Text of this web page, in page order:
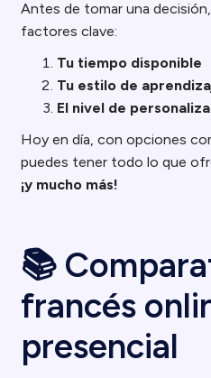
Antes de tomar una
factores clave:
Tu tiempo disponible
Tu estilo de
El nivel de
Hoy en día, con opciones
puedes tener todo lo que
¡y mucho más!
📚
francés
presencial